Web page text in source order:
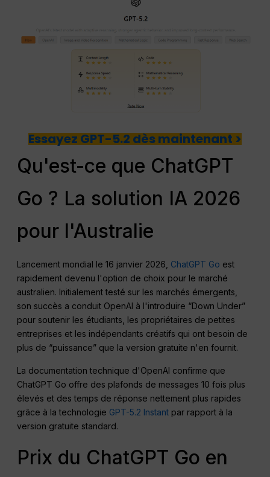
Essayez GPT-5.2 dès maintenant >
Qu'est-ce que ChatGPT
Go ? La solution IA 2026
pour l'Australie
Lancement mondial le 16 janvier 2026, ChatGPT Go est
rapidement devenu l'option de choix pour le marché
australien. Initialement testé sur les marchés émergents,
son succès a conduit OpenAI à l'introduire “Down Under”
pour soutenir les étudiants, les propriétaires de petites
entreprises et les indépendants créatifs qui ont besoin de
plus de “puissance” que la version gratuite n'en fournit.
La documentation technique d'OpenAI confirme que
ChatGPT Go offre des plafonds de messages 10 fois plus
élevés et des temps de réponse nettement plus rapides
grâce à la technologie GPT-5.2 Instant par rapport à la
version gratuite standard.
Prix du ChatGPT Go en